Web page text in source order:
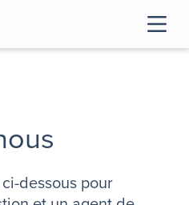
dessous pour